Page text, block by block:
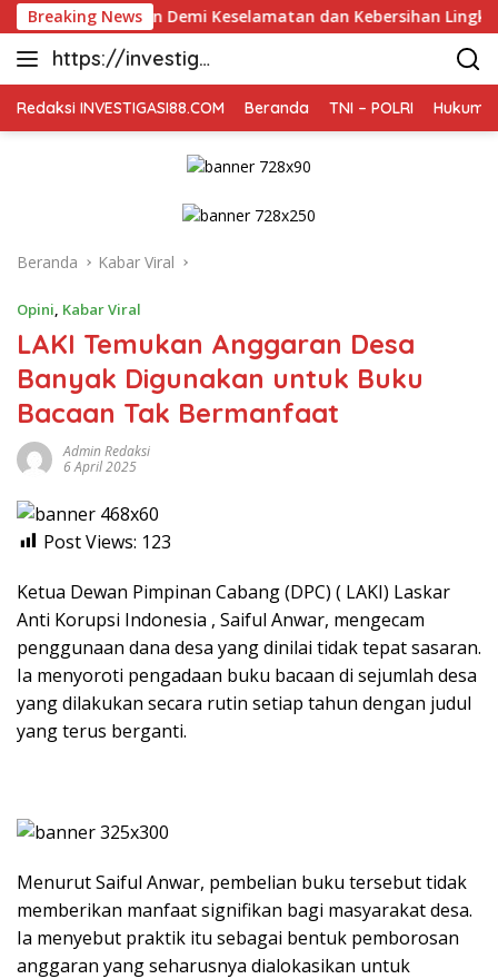
Langsung
ke
konten
Breaking News
Pohon Demi Keselamatan dan Kebersihan Lingkungan
https://investiga
si88.com
Redaksi INVESTIGASI88.COM Beranda TNI – POLRI Hukum
Beranda Kabar Viral
Opini Kabar Viral
LAKI Temukan Anggaran Desa
Banyak Digunakan untuk Buku
Bacaan Tak Bermanfaat
Admin Redaksi
6 April 2025
Post Views: 123
Ketua Dewan Pimpinan Cabang (DPC) ( LAKI) Laskar
Anti Korupsi Indonesia , Saiful Anwar, mengecam
penggunaan dana desa yang dinilai tidak tepat sasaran.
Ia menyoroti pengadaan buku bacaan di sejumlah desa
yang dilakukan secara rutin setiap tahun dengan judul
yang terus berganti.
Menurut Saiful Anwar, pembelian buku tersebut tidak
memberikan manfaat signifikan bagi masyarakat desa.
Ia menyebut praktik itu sebagai bentuk pemborosan
anggaran yang seharusnya dialokasikan untuk